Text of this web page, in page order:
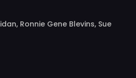
Ronnie Gene Blevins, Sue
Poulter, Adriene Mishler,
Spivey-Sorrells, Dana
Erin Elizabeth Reed, Jon Bonzor,